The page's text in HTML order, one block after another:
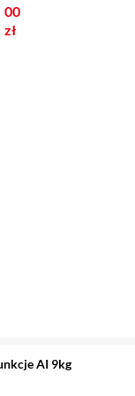
499 zł
00
zł
AI 9kg